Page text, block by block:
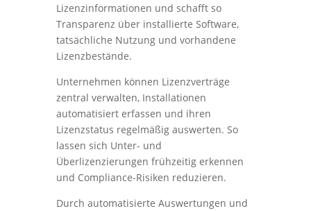
Lizenzinformationen und schafft so
Transparenz über installierte Software,
tatsächliche Nutzung und vorhandene
Lizenzbestände.
Unternehmen können Lizenzverträge
zentral verwalten, Installationen
automatisiert erfassen und ihren
Lizenzstatus regelmäßig auswerten. So
lassen sich Unter- und
Überlizenzierungen frühzeitig erkennen
und Compliance-Risiken reduzieren.
Durch automatisierte Auswertungen und